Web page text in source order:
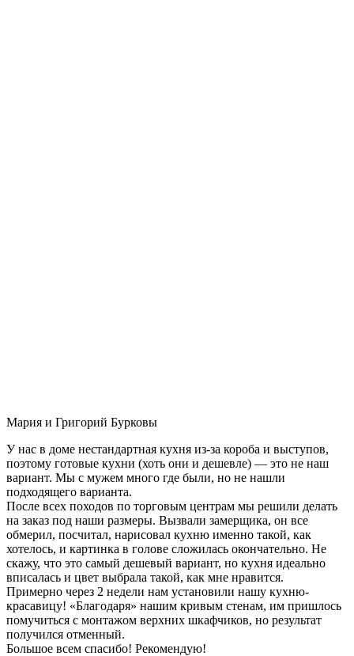
Мария и Григорий Бурковы
У нас в доме нестандартная кухня из-за короба и выступов,
поэтому готовые кухни (хоть они и дешевле) — это не наш
вариант. Мы с мужем много где были, но не нашли
подходящего варианта.
После всех походов по торговым центрам мы решили делать
на заказ под наши размеры. Вызвали замерщика, он все
обмерил, посчитал, нарисовал кухню именно такой, как
хотелось, и картинка в голове сложилась окончательно. Не
скажу, что это самый дешевый вариант, но кухня идеально
вписалась и цвет выбрала такой, как мне нравится.
Примерно через 2 недели нам установили нашу кухню-
красавицу! «Благодаря» нашим кривым стенам, им пришлось
помучиться с монтажом верхних шкафчиков, но результат
получился отменный.
Большое всем спасибо! Рекомендую!